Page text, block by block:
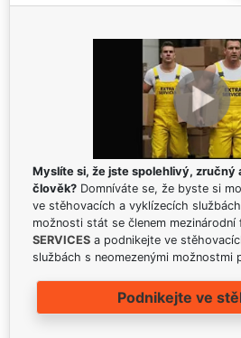
Myslíte si, že jste spolehlivý, zručný
člověk? Domníváte se, že byste si
ve stěhovacích a vyklízecích
možnosti stát se členem
SERVICES a podnikejte ve
službách s neomezenými možnostmi
Podnikejte ve